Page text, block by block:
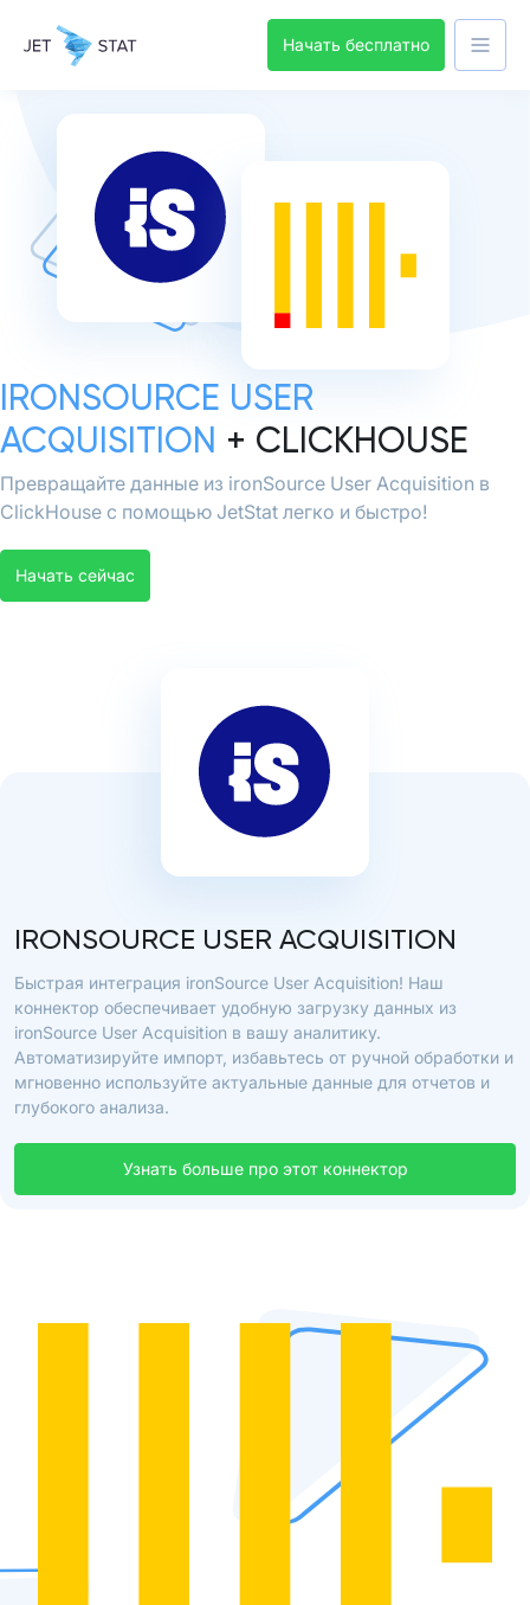
Начать бесплатно
IRONSOURCE USER
ACQUISITION + CLICKHOUSE
Превращайте данные из ironSource User Acquisition в
ClickHouse с помощью JetStat легко и быстро!
Начать сейчас
IRONSOURCE USER ACQUISITION
Быстрая интеграция ironSource User Acquisition! Наш
коннектор обеспечивает удобную загрузку данных из
ironSource User Acquisition в вашу аналитику.
Автоматизируйте импорт, избавьтесь от ручной обработки и
мгновенно используйте актуальные данные для отчетов и
глубокого анализа.
Узнать больше про этот коннектор